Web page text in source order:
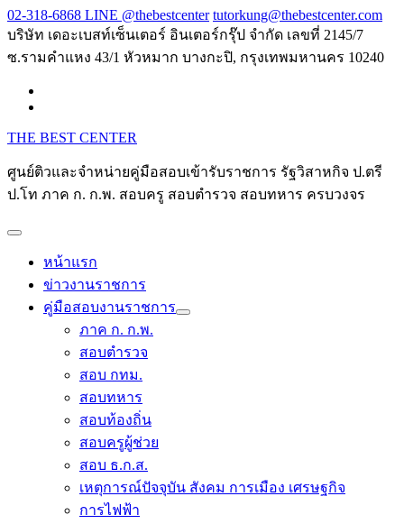
Skip
to
02-318-6868 LINE @thebestcenter tutorkung@thebestcenter.com
บริษัท เดอะเบสท์เซ็นเตอร์ อินเตอร์กรุ๊ป จำกัด เลขที่ 2145/7
ซ.รามคำแหง 43/1 หัวหมาก บางกะปิ, กรุงเทพมหานคร 10240
THE BEST CENTER
ศูนย์ติวและจำหน่ายคู่มือสอบเข้ารับราชการ รัฐวิสาหกิจ ป.ตรี
ป.โท ภาค ก. ก.พ. สอบครู สอบตำรวจ สอบทหาร ครบวงจร
หน้าแรก
ข่าวงานราชการ
คู่มือสอบงานราชการ
ภาค ก. ก.พ.
สอบตำรวจ
สอบ กทม.
สอบทหาร
สอบท้องถิ่น
สอบครูผู้ช่วย
สอบ ธ.ก.ส.
เหตุการณ์ปัจจุบัน สังคม การเมือง เศรษฐกิจ
การไฟฟ้า